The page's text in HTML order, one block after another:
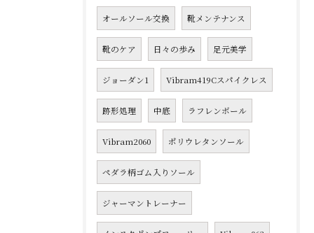
オールソール交換 靴メンテナンス
靴のケア 日々の歩み 足元美学
ジョーダン1 Vibram419Cスパイクレス
跡形処理 中底 ラフレンボール
Vibram2060 ポリウレタンソール
ペダラ柄ゴム入りソール
ジャーマントレーナー